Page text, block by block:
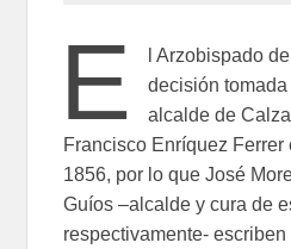
E
l Arzobispado
decisión tomada
alcalde de
Francisco Enríquez Ferrer
1856, por lo que José
Guíos –alcalde y cura de
respectivamente-